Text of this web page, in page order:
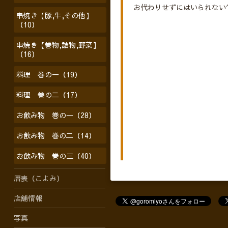
お代わりせずにはいられな
串焼き【豚,牛,その他】
（10）
串焼き【巻物,詰物,野菜】
（16）
料理 巻の一（19）
料理 巻の二（17）
お飲み物 巻の一（28）
お飲み物 巻の二（14）
お飲み物 巻の三（40）
暦表（こよみ）
店舗情報
写真